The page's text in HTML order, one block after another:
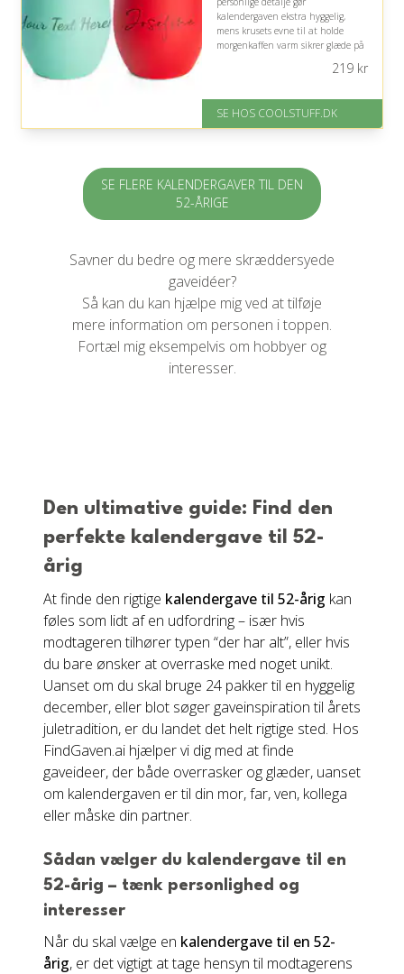
kalendergaven ekstra hyggelig,
mens krusets evne til at holde
morgenkaffen varm sikrer glæde på
er 1-3 hverdage.
219kr
SE HOS COOLSTUFF.DK
SE FLERE KALENDERGAVER TIL DEN
52-ÅRIGE
Savner du bedre og mere skræddersyede
gaveidéer?
Så kan du kan hjælpe mig ved at tilføje
mere information om personen i toppen.
Fortæl mig eksempelvis om hobbyer og
interesser.
Den ultimative guide: Find den
perfekte kalendergave til 52-
årig
At finde den rigtige kalendergave til 52-årig kan
føles som lidt af en udfordring – især hvis
modtageren tilhører typen “der har alt”, eller hvis
du bare ønsker at overraske med noget unikt.
Uanset om du skal bruge 24 pakker til en hyggelig
december, eller blot søger gaveinspiration til årets
juletradition, er du landet det helt rigtige sted. Hos
FindGaven.ai hjælper vi dig med at finde
gaveideer, der både overrasker og glæder, uanset
om kalendergaven er til din mor, far, ven, kollega
eller måske din partner.
Sådan vælger du kalendergave til en
52-årig – tænk personlighed og
interesser
Når du skal vælge en kalendergave til en 52-
årig, er det vigtigt at tage hensyn til modtagerens